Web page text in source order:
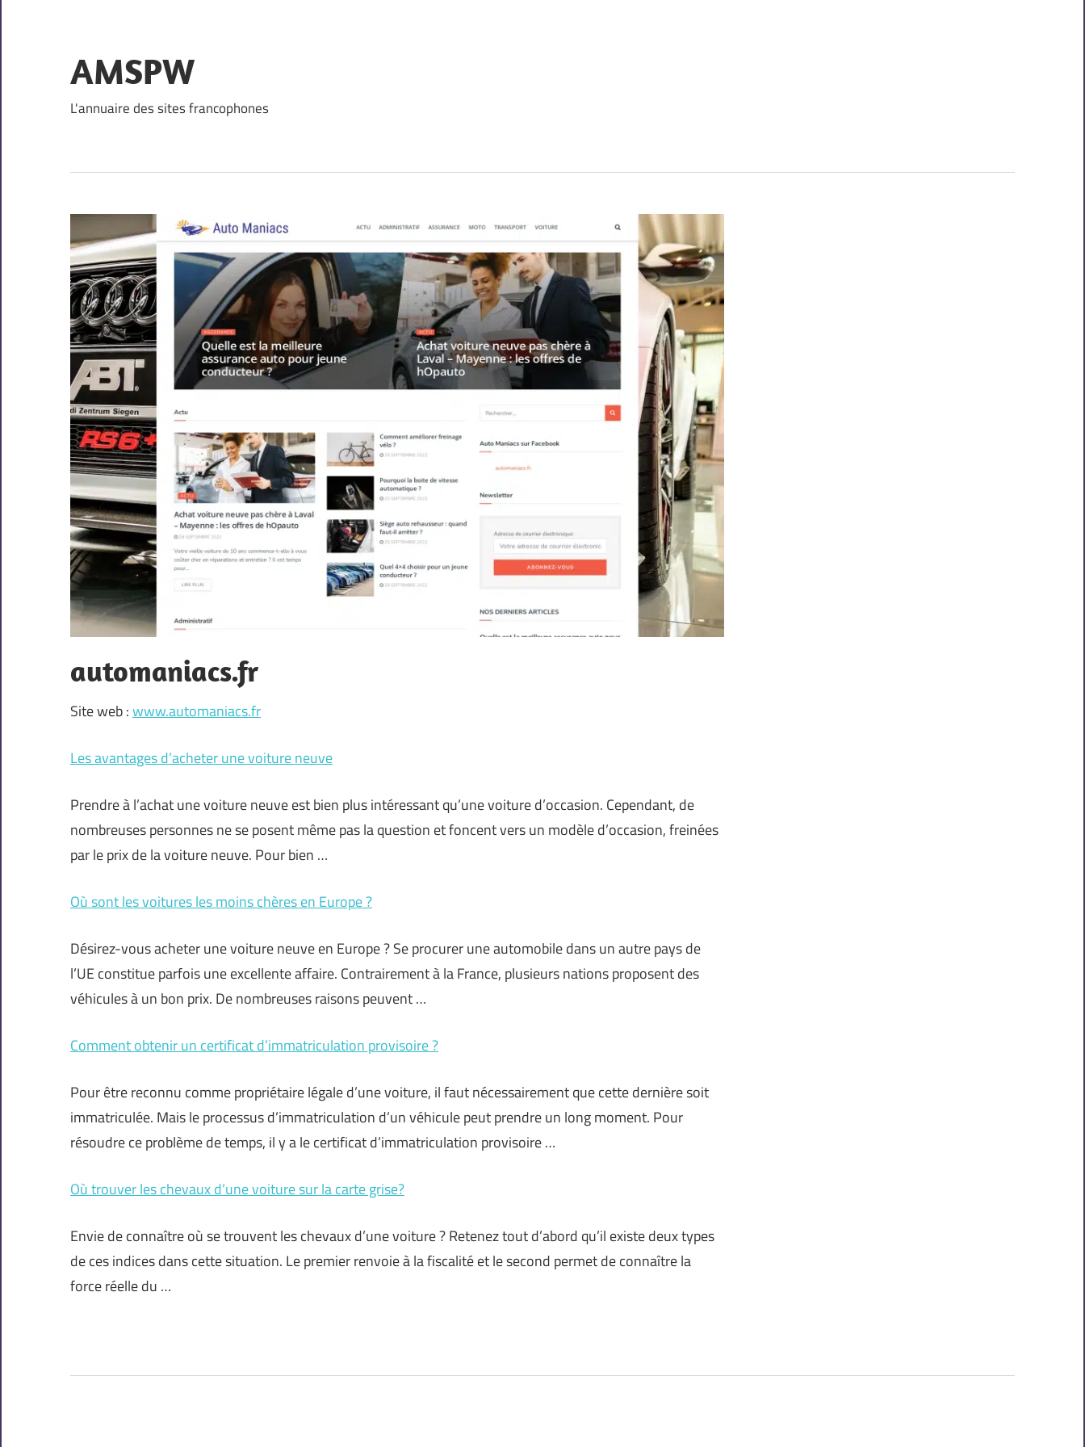
content
AMSPW
L'annuaire des sites francophones
automaniacs.fr
Site web :www.automaniacs.fr
Les avantages d’acheter une voiture neuve
Prendre à l’achat une voiture neuve est bien plus intéressant qu’une voiture d’occasion. Cependant, de
nombreuses personnes ne se posent même pas la question et foncent vers un modèle d’occasion, freinées
par le prix de la voiture neuve. Pour bien …
Où sont les voitures les moins chères en Europe ?
Désirez-vous acheter une voiture neuve en Europe ? Se procurer une automobile dans un autre pays de
l’UE constitue parfois une excellente affaire. Contrairement à la France, plusieurs nations proposent des
véhicules à un bon prix. De nombreuses raisons peuvent …
Comment obtenir un certificat d’immatriculation provisoire ?
Pour être reconnu comme propriétaire légale d’une voiture, il faut nécessairement que cette dernière soit
immatriculée. Mais le processus d’immatriculation d’un véhicule peut prendre un long moment. Pour
résoudre ce problème de temps, il y a le certificat d’immatriculation provisoire …
Où trouver les chevaux d’une voiture sur la carte grise?
Envie de connaître où se trouvent les chevaux d’une voiture ? Retenez tout d’abord qu’il existe deux types
de ces indices dans cette situation. Le premier renvoie à la fiscalité et le second permet de connaître la
force réelle du …